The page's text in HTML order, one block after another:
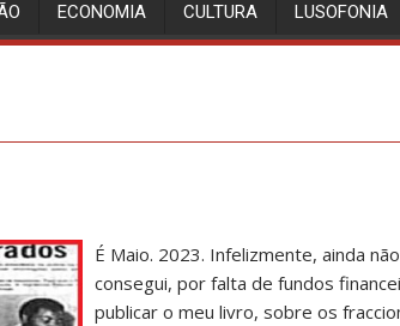
ECONOMIA CULTURA LUSOFONIA
É Maio. 2023. Infelizmente, ainda não
consegui, por falta de fundos
publicar o meu livro, sobre os